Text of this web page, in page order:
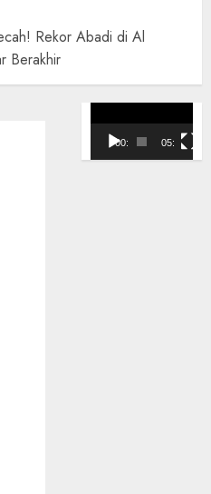
Rekor Abadi di Al
Berakhir
Video
00:00 05:10